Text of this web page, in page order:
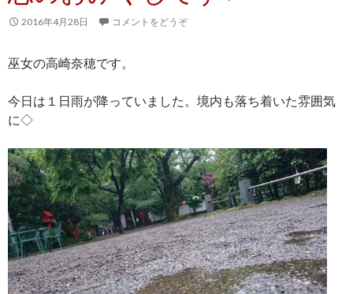
2016年4月28日 コメントをどうぞ
巫女の高崎奈穂です。
今日は１日雨が降っていました。境内も落ち着いた雰囲気
に◇